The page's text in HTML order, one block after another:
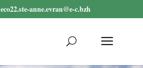
eco22.ste-anne.evran@e-c.bzh